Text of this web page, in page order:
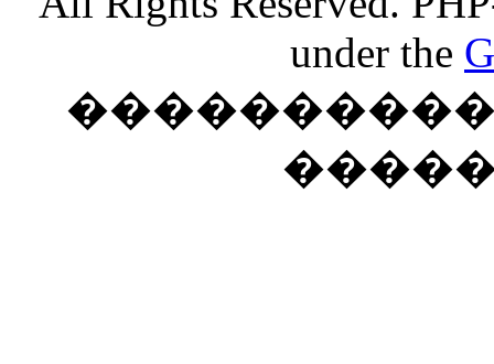
under the
����������